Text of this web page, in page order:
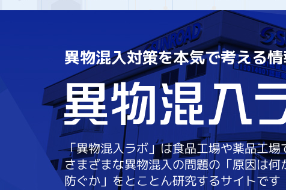
異物混入対策を本気で考える
「異物混入ラボ」は食品工場や薬品工場
さまざまな異物混入の問題の「原因は何
防ぐか」をとことん研究するサイトです